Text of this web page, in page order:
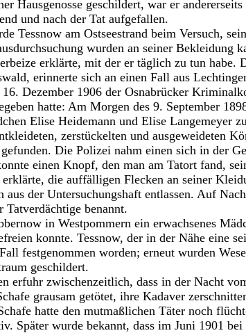
Hausgenosse geschildert, war er
und nach der Tat aufgefallen.
Tessnow am Ostseestrand beim Versuch,
wurden an seiner Bekleidung
erklärte, mit der er täglich zu tun habe.
erinnerte sich an einen Fall aus
Dezember 1906 der Osnabrücker
hatte: Am Morgen des 9. September
Elise Heidemann und Elise Langemeyer
zerstückelten und ausgeweideten
Die Polizei nahm einen sich in der
einen Knopf, den man am Tatort fand,
die auffälligen Flecken an seiner
aus der Untersuchungshaft entlassen. Auf
Tatverdächtige benannt.
in Westpommern ein erwachsenes
konnte. Tessnow, der in der Nähe eine
festgenommen worden; erneut wurden
geschildert.
erfuhr zwischenzeitlich, dass in der Nacht
grausam getötet, ihre Kadaver
hatte den mutmaßlichen Täter noch
Später wurde bekannt, dass im Juni 1901 bei